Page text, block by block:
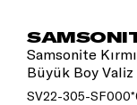
Samsonite
Büyük Boy Valiz
SV22-305-